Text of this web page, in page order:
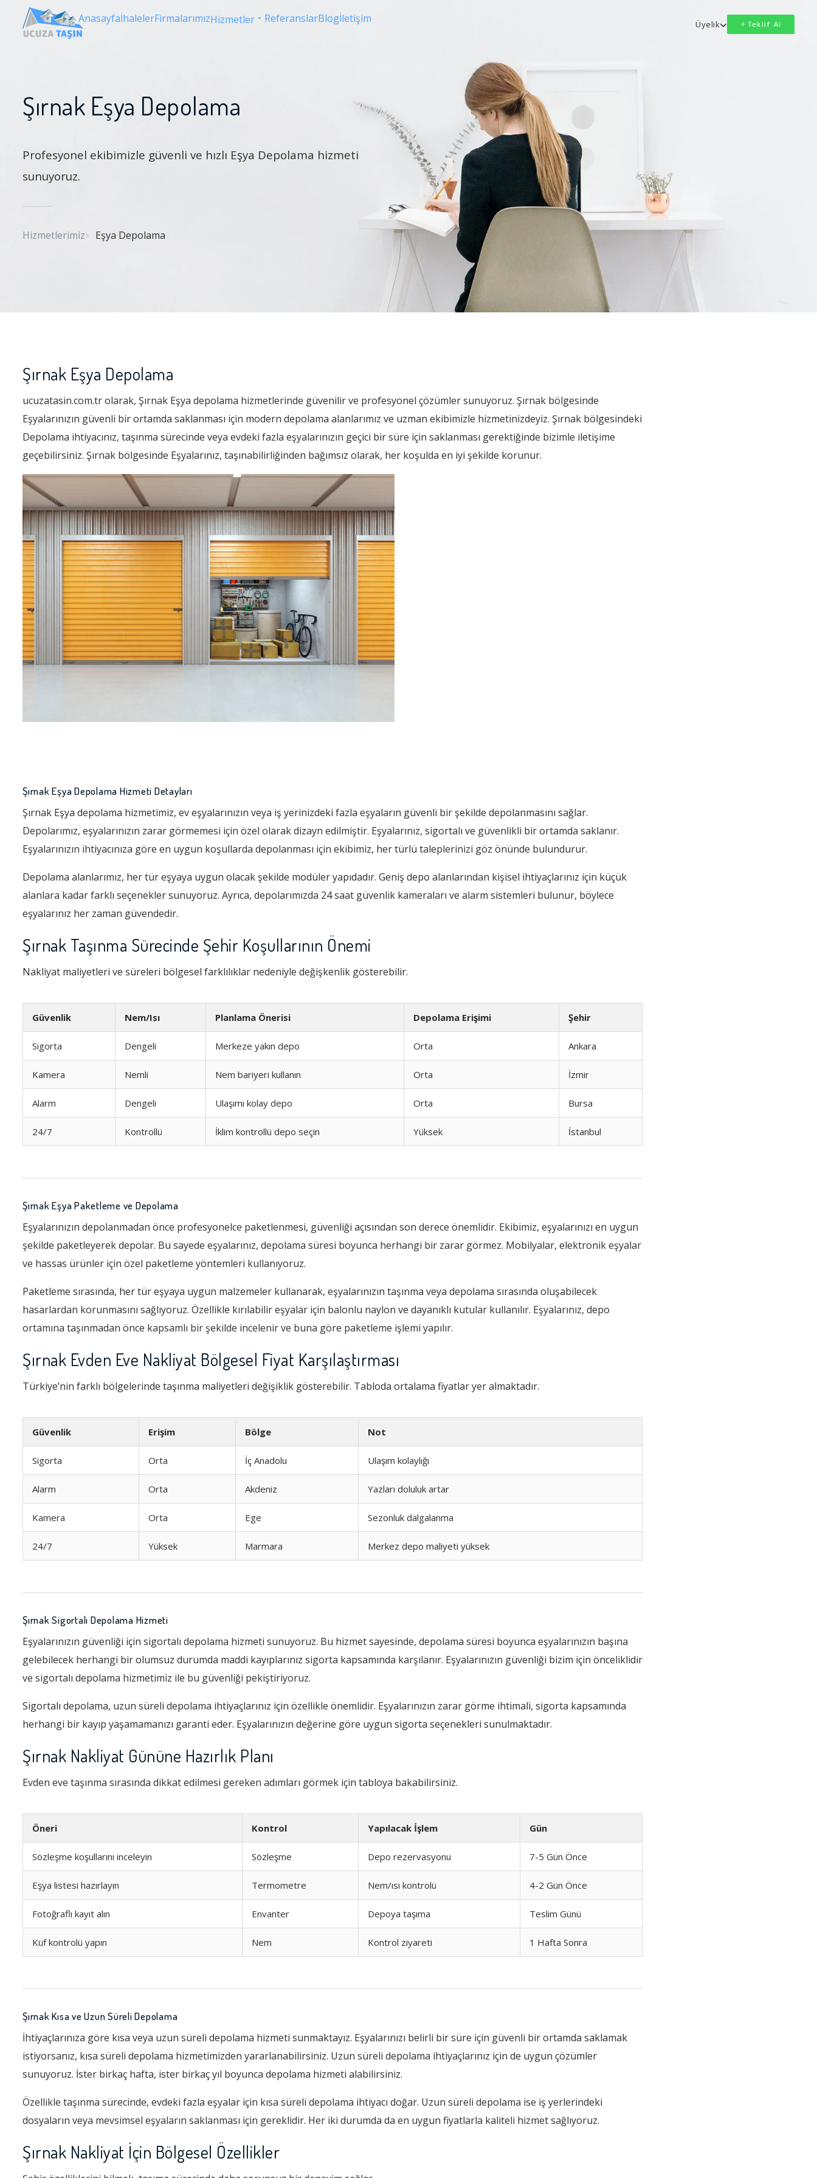
AnasayfaİhalelerFirmalarımızHizmetler ReferanslarBlogİletişim Üyelik Teklif Al
Şırnak Eşya Depolama
Profesyonel ekibimizle güvenli ve hızlı Eşya Depolama hizmeti
sunuyoruz.
Hizmetlerimiz Eşya Depolama
Şırnak Eşya Depolama
ucuzatasin.com.tr olarak, Şırnak Eşya depolama hizmetlerinde güvenilir ve profesyonel çözümler sunuyoruz. Şırnak bölgesinde
Eşyalarınızın güvenli bir ortamda saklanması için modern depolama alanlarımız ve uzman ekibimizle hizmetinizdeyiz. Şırnak bölgesindeki
Depolama ihtiyacınız, taşınma sürecinde veya evdeki fazla eşyalarınızın geçici bir süre için saklanması gerektiğinde bizimle iletişime
geçebilirsiniz. Şırnak bölgesinde Eşyalarınız, taşınabilirliğinden bağımsız olarak, her koşulda en iyi şekilde korunur.
Şırnak Eşya Depolama Hizmeti Detayları
Şırnak Eşya depolama hizmetimiz, ev eşyalarınızın veya iş yerinizdeki fazla eşyaların güvenli bir şekilde depolanmasını sağlar.
Depolarımız, eşyalarınızın zarar görmemesi için özel olarak dizayn edilmiştir. Eşyalarınız, sigortalı ve güvenlikli bir ortamda saklanır.
Eşyalarınızın ihtiyacınıza göre en uygun koşullarda depolanması için ekibimiz, her türlü taleplerinizi göz önünde bulundurur.
Depolama alanlarımız, her tür eşyaya uygun olacak şekilde modüler yapıdadır. Geniş depo alanlarından kişisel ihtiyaçlarınız için küçük
alanlara kadar farklı seçenekler sunuyoruz. Ayrıca, depolarımızda 24 saat güvenlik kameraları ve alarm sistemleri bulunur, böylece
eşyalarınız her zaman güvendedir.
Şırnak Taşınma Sürecinde Şehir Koşullarının Önemi
Nakliyat maliyetleri ve süreleri bölgesel farklılıklar nedeniyle değişkenlik gösterebilir.
Güvenlik Nem/Isı Planlama Önerisi Depolama Erişimi Şehir
Sigorta Dengeli Merkeze yakın depo Orta Ankara
Kamera Nemli Nem bariyeri kullanın Orta İzmir
Alarm Dengeli Ulaşımı kolay depo Orta Bursa
24/7 Kontrollü İklim kontrollü depo seçin Yüksek İstanbul
Şırnak Eşya Paketleme ve Depolama
Eşyalarınızın depolanmadan önce profesyonelce paketlenmesi, güvenliği açısından son derece önemlidir. Ekibimiz, eşyalarınızı en uygun
şekilde paketleyerek depolar. Bu sayede eşyalarınız, depolama süresi boyunca herhangi bir zarar görmez. Mobilyalar, elektronik eşyalar
ve hassas ürünler için özel paketleme yöntemleri kullanıyoruz.
Paketleme sırasında, her tür eşyaya uygun malzemeler kullanarak, eşyalarınızın taşınma veya depolama sırasında oluşabilecek
hasarlardan korunmasını sağlıyoruz. Özellikle kırılabilir eşyalar için balonlu naylon ve dayanıklı kutular kullanılır. Eşyalarınız, depo
ortamına taşınmadan önce kapsamlı bir şekilde incelenir ve buna göre paketleme işlemi yapılır.
Şırnak Evden Eve Nakliyat Bölgesel Fiyat Karşılaştırması
Türkiye’nin farklı bölgelerinde taşınma maliyetleri değişiklik gösterebilir. Tabloda ortalama fiyatlar yer almaktadır.
Güvenlik Erişim Bölge Not
Sigorta Orta İç Anadolu Ulaşım kolaylığı
Alarm Orta Akdeniz Yazları doluluk artar
Kamera Orta Ege Sezonluk dalgalanma
24/7 Yüksek Marmara Merkez depo maliyeti yüksek
Şırnak Sigortalı Depolama Hizmeti
Eşyalarınızın güvenliği için sigortalı depolama hizmeti sunuyoruz. Bu hizmet sayesinde, depolama süresi boyunca eşyalarınızın başına
gelebilecek herhangi bir olumsuz durumda maddi kayıplarınız sigorta kapsamında karşılanır. Eşyalarınızın güvenliği bizim için önceliklidir
ve sigortalı depolama hizmetimiz ile bu güvenliği pekiştiriyoruz.
Sigortalı depolama, uzun süreli depolama ihtiyaçlarınız için özellikle önemlidir. Eşyalarınızın zarar görme ihtimali, sigorta kapsamında
herhangi bir kayıp yaşamamanızı garanti eder. Eşyalarınızın değerine göre uygun sigorta seçenekleri sunulmaktadır.
Şırnak Nakliyat Gününe Hazırlık Planı
Evden eve taşınma sırasında dikkat edilmesi gereken adımları görmek için tabloya bakabilirsiniz.
Öneri Kontrol Yapılacak İşlem Gün
Sözleşme koşullarını inceleyin Sözleşme Depo rezervasyonu 7-5 Gün Önce
Eşya listesi hazırlayın Termometre Nem/ısı kontrolü 4-2 Gün Önce
Fotoğraflı kayıt alın Envanter Depoya taşıma Teslim Günü
Küf kontrolü yapın Nem Kontrol ziyareti 1 Hafta Sonra
Şırnak Kısa ve Uzun Süreli Depolama
İhtiyaçlarınıza göre kısa veya uzun süreli depolama hizmeti sunmaktayız. Eşyalarınızı belirli bir süre için güvenli bir ortamda saklamak
istiyorsanız, kısa süreli depolama hizmetimizden yararlanabilirsiniz. Uzun süreli depolama ihtiyaçlarınız için de uygun çözümler
sunuyoruz. İster birkaç hafta, ister birkaç yıl boyunca depolama hizmeti alabilirsiniz.
Özellikle taşınma sürecinde, evdeki fazla eşyalar için kısa süreli depolama ihtiyacı doğar. Uzun süreli depolama ise iş yerlerindeki
dosyaların veya mevsimsel eşyaların saklanması için gereklidir. Her iki durumda da en uygun fiyatlarla kaliteli hizmet sağlıyoruz.
Şırnak Nakliyat İçin Bölgesel Özellikler